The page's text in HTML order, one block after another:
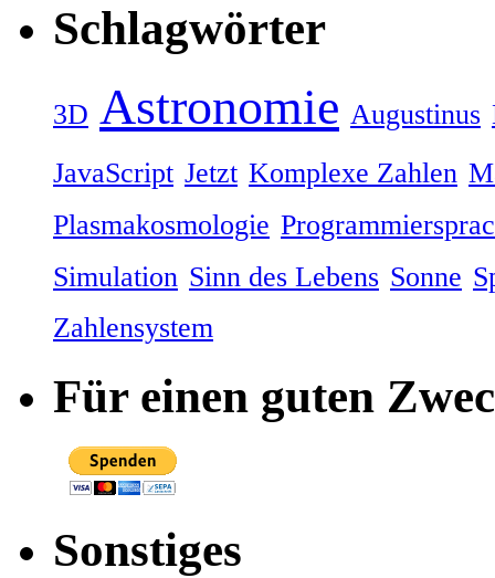
Schlagwörter
3D Astronomie Augustinus
JavaScript Jetzt Komplexe Zahlen
Plasmakosmologie
Simulation Sinn des Lebens Sonne
Zahlensystem
Für einen guten
Sonstiges